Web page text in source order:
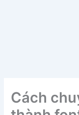
Cách